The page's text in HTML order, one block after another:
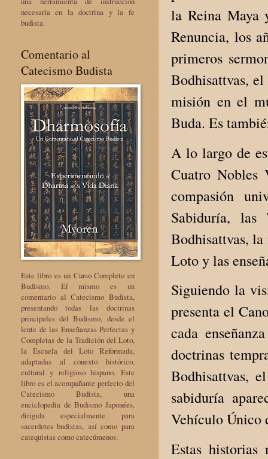
la Reina Maya
Renuncia, los
primeros
Bodhisattvas,
misión en el
Buda. Es
A lo largo de
Cuatro Nobles
compasión
Sabiduría,
Bodhisattvas,
Loto y las
Siguiendo la
presenta el
cada
doctrinas
Bodhisattvas,
sabiduría
Vehículo Único
Estas historias
necesaria en la doctrina y la fe
budista.
Comentario al
Catecismo Budista
Este libro es un Curso Completo en
Budismo. El mismo es un
comentario al Catecismo Budista,
presentando todas las doctrinas
principales del Budismo, desde el
lente de las Enseñanzas Perfectas y
Completas de la Tradición del Loto,
la Escuela del Loto Reformada,
adaptadas al conexto histórico,
cultural y religioso hispano. Este
libro es el acompañante perfecto del
Catecismo Budista, una
enciclopedia de Budismo Japonées,
dirigida especialmente para
sacerdotes budistas, así como para
catequistas como catecúmenos.